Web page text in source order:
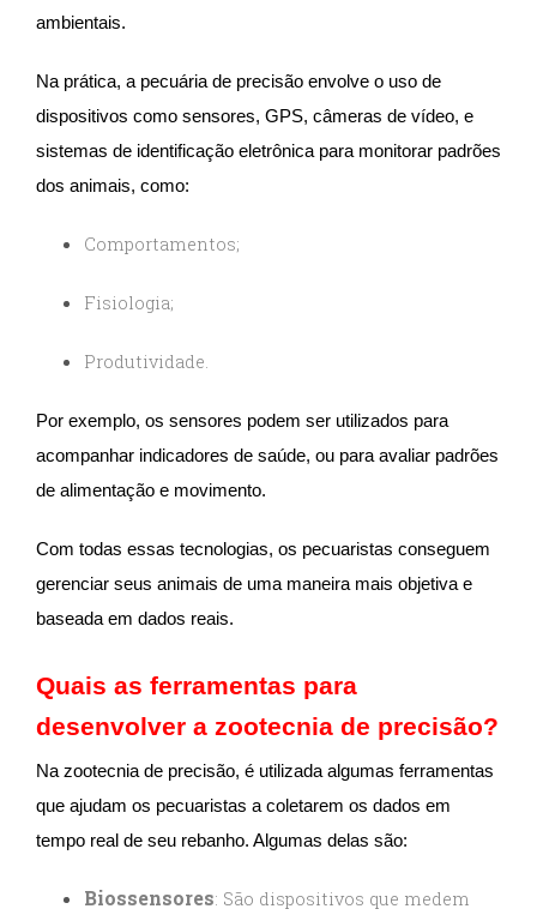
ambientais.
Na prática, a pecuária de precisão envolve o uso de
dispositivos como sensores, GPS, câmeras de vídeo, e
sistemas de identificação eletrônica para monitorar padrões
dos animais, como:
Comportamentos;
Fisiologia;
Produtividade.
Por exemplo, os sensores podem ser utilizados para
acompanhar indicadores de saúde, ou para avaliar padrões
de alimentação e movimento.
Com todas essas tecnologias, os pecuaristas conseguem
gerenciar seus animais de uma maneira mais objetiva e
baseada em dados reais.
Quais as ferramentas para
desenvolver a zootecnia de precisão?
Na zootecnia de precisão, é utilizada algumas ferramentas
que ajudam os pecuaristas a coletarem os dados em
tempo real de seu rebanho. Algumas delas são:
Biossensores: São dispositivos que medem